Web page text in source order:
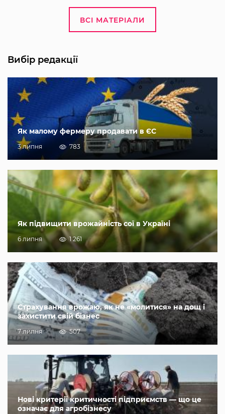
ВСІ МАТЕРІАЛИ
Вибір редакції
Як малому фермеру продавати в ЄС
3 липня 783
Як підвищити врожайність сої в Україні
6 липня 1 261
Страхування врожаю, як не «молитися» на дощ і
захистити свій бізнес
7 липня 507
Нові критерії критичності підприємств — що це
означає для агробізнесу